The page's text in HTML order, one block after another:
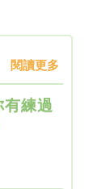
閱讀更多
練過